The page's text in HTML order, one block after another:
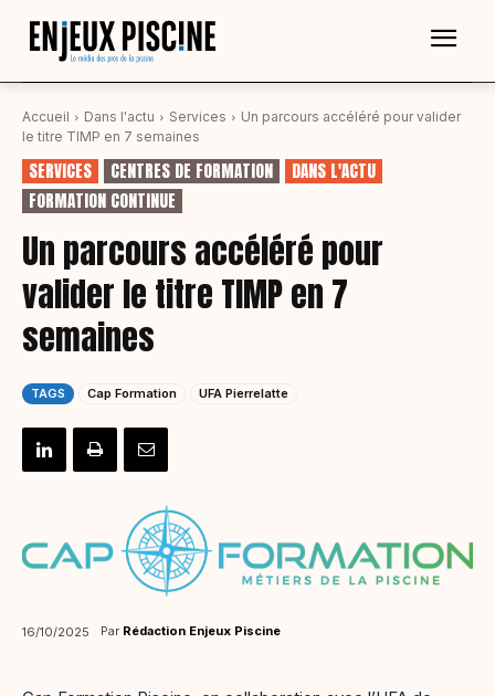
Accueil Dans l'actu Services
Un parcours accéléré pour valider
le titre TIMP en 7 semaines
SERVICES CENTRES DE FORMATION
DANS L'ACTU
FORMATION CONTINUE
Un parcours accéléré pour
valider le titre TIMP en 7
semaines
TAGS Cap Formation UFA Pierrelatte
16/10/2025 Par Rédaction Enjeux Piscine